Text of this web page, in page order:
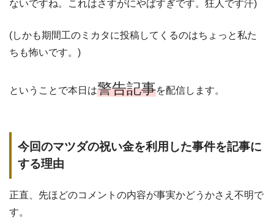
ないですね。これはさすがにやばすぎです。狂人です汗)
(しかも期間工のミカタに投稿してくるのはちょっと私た
ちも怖いです。)
ということで本日は警告記事を配信します。
今回のマツダの祝い金を利用した事件を記事に
する理由
正直、先ほどのコメントの内容が事実かどうかさえ不明で
す。